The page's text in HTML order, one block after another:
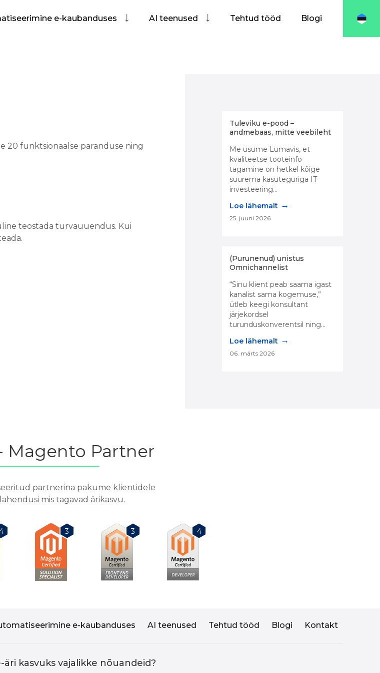
e-kaubanduses AI teenused Tehtud tööd Blogi
20 funktsionaalse paranduse ning
teostada turvauuendus. Kui
Tuleviku e-pood –
andmebaas, mitte veebileht
Me usume Lumavis, et
kvaliteetse tooteinfo
tagamine on hetkel kõige
suurema kasuteguriga IT
investeering...
Loe lähemalt →
25. juuni 2026
(Purunenud) unistus
Omnichannelist
“Sinu klient peab saama igast
kanalist sama kogemuse,”
ütleb keegi konsultant
järjekordsel
turunduskonverentsil ning...
Loe lähemalt →
06. märts 2026
Magento Partner
partnerina pakume klientidele
mis tagavad ärikasvu.
3 3 4
e-kaubanduses AI teenused Tehtud tööd Blogi Kontakt
äri kasvuks vajalikke nõuandeid?